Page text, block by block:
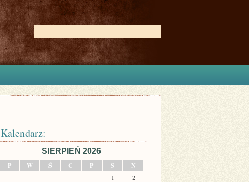
Kalendarz:
SIERPIEŃ 2026
P
W Ś C P S N
1
2